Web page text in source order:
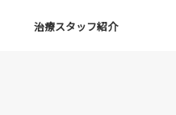
治療スタッフ紹介